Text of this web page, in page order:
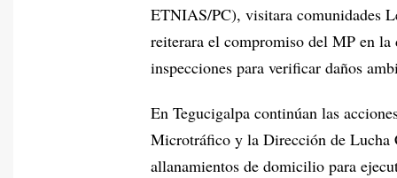
ETNIAS/PC), visitara comunidades
reiterara el compromiso del MP en la
inspecciones para verificar daños
En Tegucigalpa continúan las
Microtráfico y la Dirección de
allanamientos de domicilio para